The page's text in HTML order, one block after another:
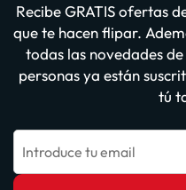
Recibe GRATIS ofertas
que te hacen flipar.
todas las novedades
personas ya están
tú
Introduce tu email